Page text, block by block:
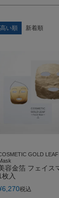
い順 新着順
GOLD LEAF
容金箔 フェイス
枚入
6,270税込